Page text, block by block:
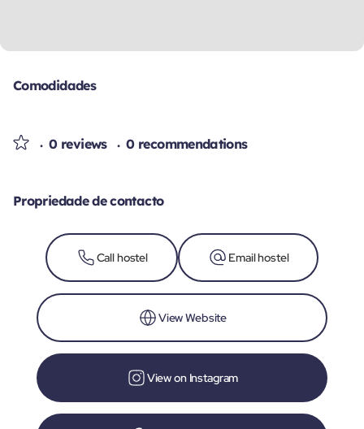
Comodidades
0 reviews 0 recommendations
Propriedade de contacto
Call hostel Email hostel
View Website
View on Instagram